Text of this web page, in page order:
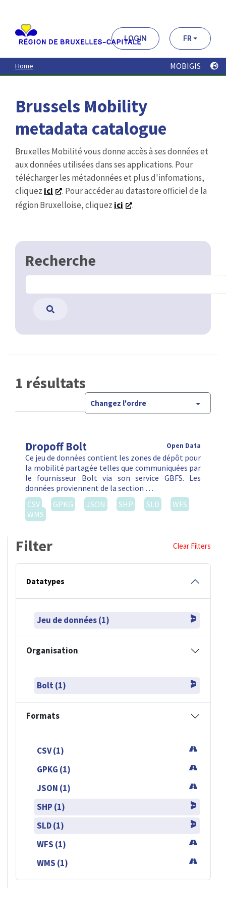
contenu
principal
LOGIN FR
Home MOBIGIS
Brussels Mobility
metadata catalogue
Bruxelles Mobilité vous donne accès à ses données et
aux données utilisées dans ses applications. Pour
télécharger les métadonnées et plus d'infomations,
cliquez ici
. Pour accéder au datastore officiel de la
région Bruxelloise, cliquez ici .
Recherche
1 résultats
Changez l'ordre
Dropoff Bolt Open Data
Ce jeu de données contient les zones de dépôt pour
la mobilité partagée telles que communiquées par
le fournisseur Bolt via son service GBFS. Les
données proviennent de la section …
CSV
GPKG JSON SHP SLD
WFS
WMS
Filter Clear Filters
Datatypes
Jeu de données (1)
Organisation
Bolt (1)
Formats
CSV (1)
GPKG (1)
JSON (1)
SHP (1)
SLD (1)
WFS (1)
WMS (1)